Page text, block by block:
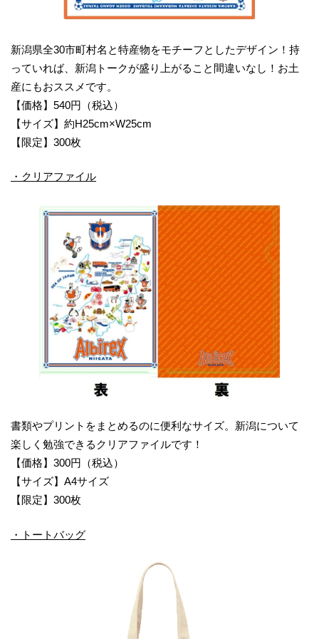
新潟県全30市町村名と特産物をモチーフとしたデザイン！持
っていれば、新潟トークが盛り上がること間違いなし！お土
産にもおススメです。
【価格】540円（税込）
【サイズ】約H25cm×W25cm
【限定】300枚
・クリアファイル
書類やプリントをまとめるのに便利なサイズ。新潟について
楽しく勉強できるクリアファイルです！
【価格】300円（税込）
【サイズ】A4サイズ
【限定】300枚
・トートバッグ